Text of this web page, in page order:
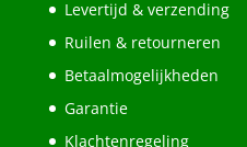
Levertijd & verzending
Ruilen & retourneren
Betaalmogelijkheden
Garantie
Klachtenregeling